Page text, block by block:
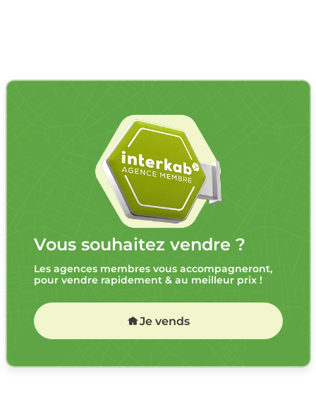
Vous souhaitez vendre ?
Les agences membres vous accompagneront,
pour vendre rapidement & au meilleur prix !
Je vends